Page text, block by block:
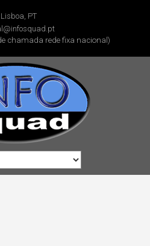
Lisboa, PT
chamada rede fixa nacional)